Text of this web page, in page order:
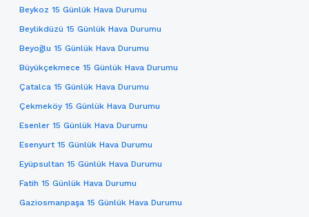
Beykoz 15 Günlük Hava Durumu
Beylikdüzü 15 Günlük Hava Durumu
Beyoğlu 15 Günlük Hava Durumu
Büyükçekmece 15 Günlük Hava Durumu
Çatalca 15 Günlük Hava Durumu
Çekmeköy 15 Günlük Hava Durumu
Esenler 15 Günlük Hava Durumu
Esenyurt 15 Günlük Hava Durumu
Eyüpsultan 15 Günlük Hava Durumu
Fatih 15 Günlük Hava Durumu
Gaziosmanpaşa 15 Günlük Hava Durumu